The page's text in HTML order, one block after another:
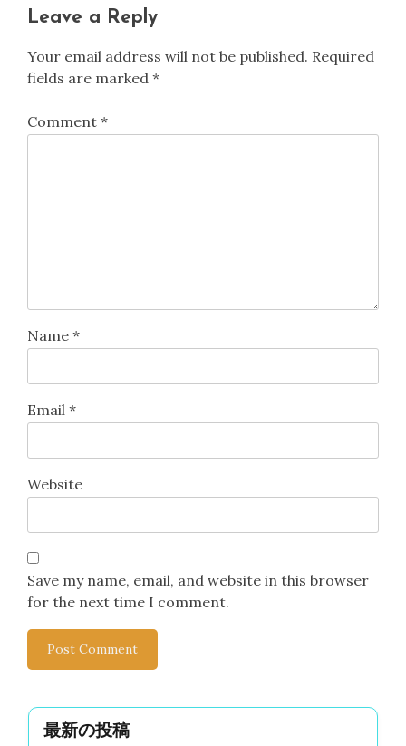
Leave a Reply
Your email address will not be published. Required
fields are marked *
Comment *
Name *
Email *
Website
Save my name, email, and website in this browser
for the next time I comment.
最新の投稿